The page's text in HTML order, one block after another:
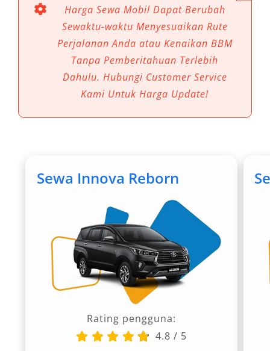
Utama?
Menggunakan jasa sewa mobil di Purworejo
bukan sekadar soal kenyamanan, tetapi juga
solusi mobilitas yang lebih efisien.
transportasi umum
Fleksibel menentukan rute dan jadwal
Cocok untuk perjalanan keluarga, bisnis,
hingga rombongan
Tersedia opsi dengan sopir maupun self-
drive
Destinasi seperti Pantai Jatimalang, Curug
mudah dijangkau dengan kendaraan pribadi.
Harga Sewa Mobil Dapat Berubah
Sewaktu-waktu Menyesuaikan Rute
Perjalanan Anda atau Kenaikan BBM
Tanpa Pemberitahuan Terlebih
Dahulu. Hubungi Customer Service
Kami Untuk Harga Update!
Sewa Innova Reborn
Rating pengguna:
4.8 / 5